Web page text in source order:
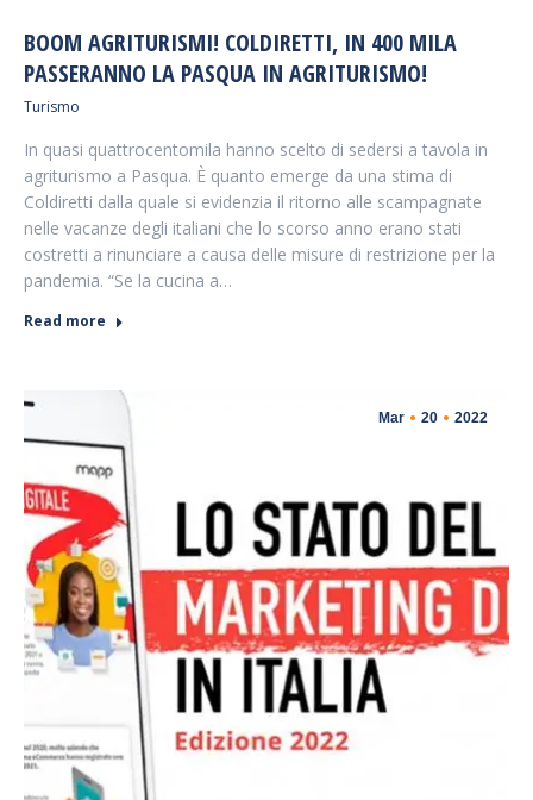
BOOM AGRITURISMI! COLDIRETTI, IN 400 MILA
PASSERANNO LA PASQUA IN AGRITURISMO!
Turismo
In quasi quattrocentomila hanno scelto di sedersi a tavola in
agriturismo a Pasqua. È quanto emerge da una stima di
Coldiretti dalla quale si evidenzia il ritorno alle scampagnate
nelle vacanze degli italiani che lo scorso anno erano stati
costretti a rinunciare a causa delle misure di restrizione per la
pandemia. “Se la cucina a…
Read more
Mar 20 2022